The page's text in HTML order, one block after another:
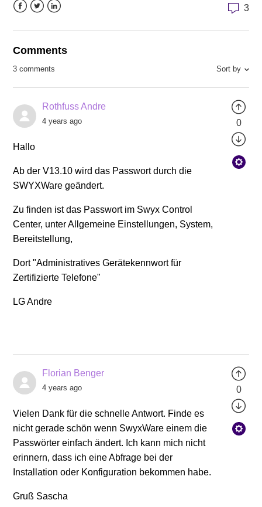
3
Comments
3 comments Sort by
Rothfuss Andre
4 years ago
Hallo
Ab der V13.10 wird das Passwort durch die
SWYXWare geändert.
Zu finden ist das Passwort im Swyx Control
Center, unter Allgemeine Einstellungen, System,
Bereitstellung,
Dort "Administratives Gerätekennwort für
Zertifizierte Telefone"
LG Andre
0
Florian Benger
4 years ago
Vielen Dank für die schnelle Antwort. Finde es
nicht gerade schön wenn SwyxWare einem die
Passwörter einfach ändert. Ich kann mich nicht
erinnern, dass ich eine Abfrage bei der
Installation oder Konfiguration bekommen habe.
Gruß Sascha
0